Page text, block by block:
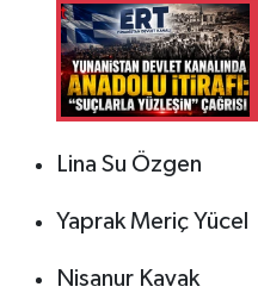
Lina Su Özgen
Yaprak Meriç Yücel
Nisanur Kavak